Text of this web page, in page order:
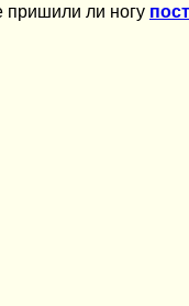
пришили ли ногу